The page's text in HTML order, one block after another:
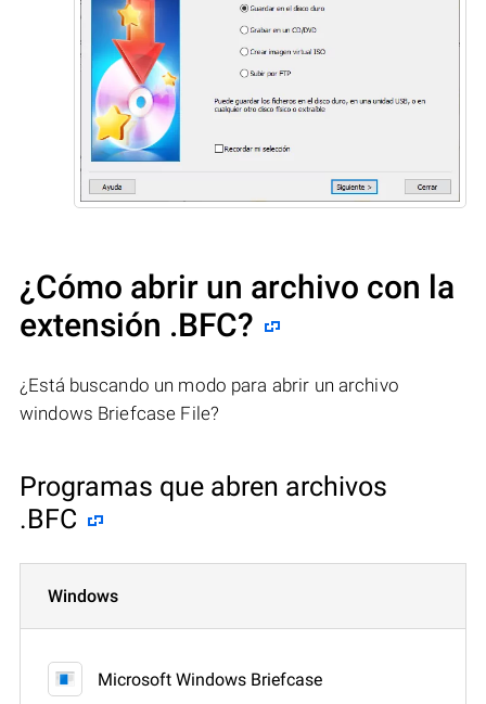
¿Cómo abrir un archivo con la
extensión .BFC?
¿Está buscando un modo para abrir un archivo
windows Briefcase File?
Programas que abren archivos
.BFC
Windows
Microsoft Windows Briefcase